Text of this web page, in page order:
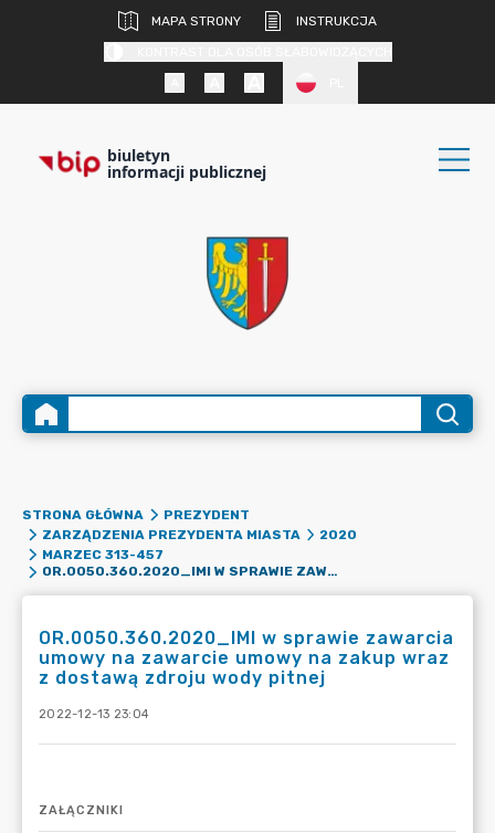
MAPA STRONY
INSTRUKCJA
biuletyn
informacji publicznej
STRONA GŁÓWNA
PREZYDENT
ZARZĄDZENIA PREZYDENTA MIASTA
2020
MARZEC 313-457
OR.0050.360.2020_IMI W SPRAWIE ZAWARCIA UMOWY NA ZAWARCIE UMOWY NA ZAKUP WRAZ Z DOSTAWĄ ZDROJU WODY PITNEJ
OR.0050.360.2020_IMI w sprawie zawarcia
umowy na zawarcie umowy na zakup wraz
z dostawą zdroju wody pitnej
2022-12-13 23:04
ZAŁĄCZNIKI